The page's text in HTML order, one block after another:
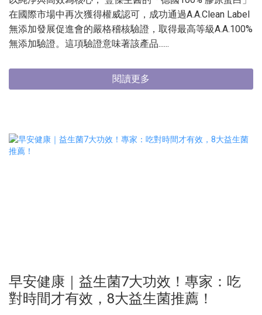
在國際市場中再次獲得權威認可，成功通過A.A.Clean Label
無添加發展促進會的嚴格稽核驗證，取得最高等級A.A.100%
無添加驗證。這項驗證意味著該產品......
閱讀更多
早安健康｜益生菌7大功效！專家：吃
對時間才有效，8大益生菌推薦！